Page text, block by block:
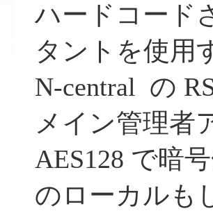
ハードコード
タントを使用
N-central の
メイン管理者
AES128 で暗
のローカルも